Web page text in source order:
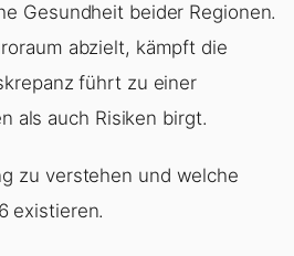
Gesundheit beider Regionen.
abzielt, kämpft die
führt zu einer
als auch Risiken birgt.
zu verstehen und welche
existieren.